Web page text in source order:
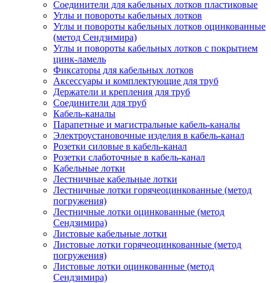
Соединители для кабельных лотков пластиковые
Углы и повороты кабельных лотков
Углы и повороты кабельных лотков оцинкованные
(метод Сендзимира)
Углы и повороты кабельных лотков с покрытием
цинк-ламель
Фиксаторы для кабельных лотков
Аксессуары и комплектующие для труб
Держатели и крепления для труб
Соединители для труб
Кабель-каналы
Парапетные и магистральные кабель-каналы
Электроустановочные изделия в кабель-канал
Розетки силовые в кабель-канал
Розетки слаботочные в кабель-канал
Кабельные лотки
Лестничные кабельные лотки
Лестничные лотки горячеоцинкованные (метод
погружения)
Лестничные лотки оцинкованные (метод
Сендзимира)
Листовые кабельные лотки
Листовые лотки горячеоцинкованные (метод
погружения)
Листовые лотки оцинкованные (метод
Сендзимира)